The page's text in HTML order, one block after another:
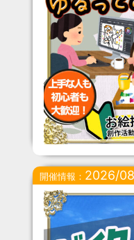
開催情報： 2026/